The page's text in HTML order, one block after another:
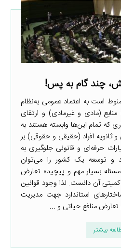
چند گام به پس!
است به اعتماد عمومی به‌نظام
(مادی و غیرمادی) و ارتقای
که تمام این‌ها وابسته هستند به
ثانویه افراد (حقیقی و حقوقی) بر
حرفه‌ای و قانونی جلوگیری به
و توسعه یک کشور را می‌توان
بسیار مهم و پیچیده تعارض
آن دانست. لذا وجود قوانین
استاندارد جهت مدیریت
منافع حیاتی و ...
بیشتر